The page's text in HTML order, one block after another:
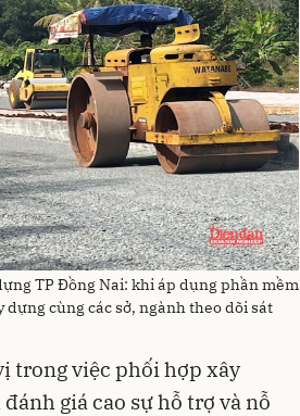
TP Đồng Nai: khi áp dụng phần mềm
dựng cùng các sở, ngành theo dõi sát
trong việc phối hợp xây
giá cao sự hỗ trợ và nỗ